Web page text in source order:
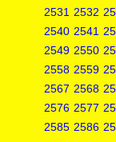
2531 2532
2540 2541
2549 2550
2558 2559
2567 2568
2576 2577
2585 2586